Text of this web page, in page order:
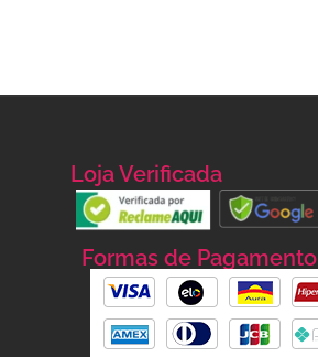
Loja Verificada
Formas de Pagamento